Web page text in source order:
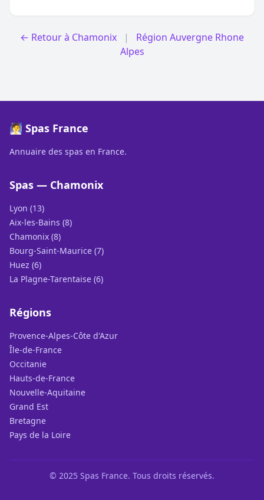
← Retour à Chamonix |
Région Auvergne Rhone
Alpes
🧖 Spas France
Annuaire des spas en France.
Spas — Chamonix
Lyon (13)
Aix-les-Bains (8)
Chamonix (8)
Bourg-Saint-Maurice (7)
Huez (6)
La Plagne-Tarentaise (6)
Régions
Provence-Alpes-Côte d'Azur
Île-de-France
Occitanie
Hauts-de-France
Nouvelle-Aquitaine
Grand Est
Bretagne
Pays de la Loire
© 2025 Spas France. Tous droits réservés.